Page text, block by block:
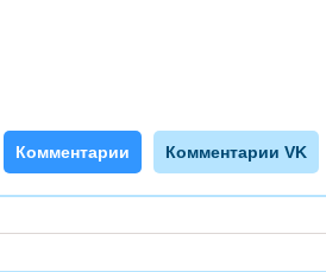
Комментарии Комментарии VK